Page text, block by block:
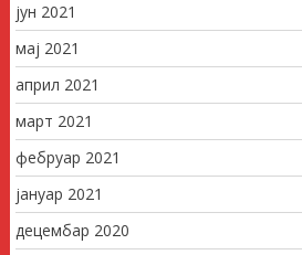
јун 2021
мај 2021
април 2021
март 2021
фебруар 2021
јануар 2021
децембар 2020